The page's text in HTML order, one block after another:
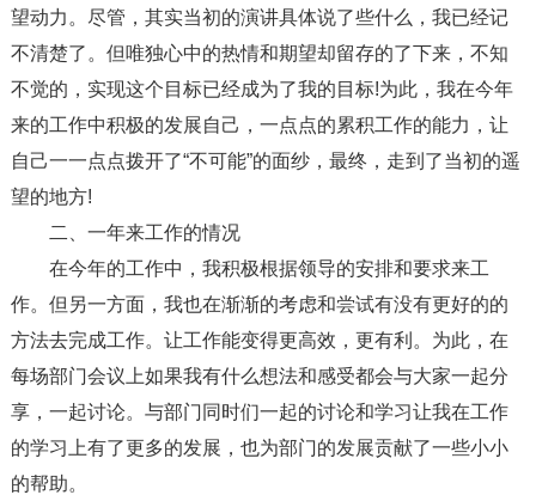
望动力。尽管，其实当初的演讲具体说了些什么，我已经记
不清楚了。但唯独心中的热情和期望却留存的了下来，不知
不觉的，实现这个目标已经成为了我的目标!为此，我在今年
来的工作中积极的发展自己，一点点的累积工作的能力，让
自己一一点点拨开了“不可能”的面纱，最终，走到了当初的遥
望的地方!
二、一年来工作的情况
在今年的工作中，我积极根据领导的安排和要求来工
作。但另一方面，我也在渐渐的考虑和尝试有没有更好的的
方法去完成工作。让工作能变得更高效，更有利。为此，在
每场部门会议上如果我有什么想法和感受都会与大家一起分
享，一起讨论。与部门同时们一起的讨论和学习让我在工作
的学习上有了更多的发展，也为部门的发展贡献了一些小小
的帮助。